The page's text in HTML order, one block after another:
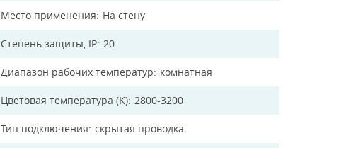
Место применения На стену
Степень защиты, IP 20
Диапазон рабочих температур комнатная
Цветовая температура (K) 2800-3200
Тип подключения скрытая проводка